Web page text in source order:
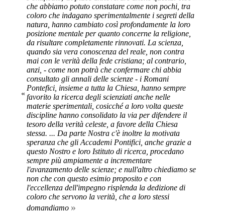
«
che abbiamo potuto constatare come non pochi, tra
coloro che indagano sperimentalmente i segreti della
natura, hanno cambiato così profondamente la loro
posizione mentale per quanto concerne la religione,
da risultare completamente rinnovati. La scienza,
quando sia vera conoscenza del reale, non contra
mai con le verità della fede cristiana; al contrario,
anzi, - come non potrà che confermare chi abbia
consultato gli annali delle scienze - i Romani
Pontefici, insieme a tutta la Chiesa, hanno sempre
favorito la ricerca degli scienziati anche nelle
materie sperimentali, cosicché a loro volta queste
discipline hanno consolidato la via per difendere il
tesoro della verità celeste, a favore della Chiesa
stessa. ... Da parte Nostra c'è inoltre la motivata
speranza che gli Accademi Pontifici, anche grazie a
questo Nostro e loro Istituto di ricerca, procedano
sempre più ampiamente a incrementare
l'avanzamento delle scienze; e null'altro chiediamo se
non che con questo esimio proposito e con
l'eccellenza dell'impegno risplenda la dedizione di
coloro che servono la verità, che a loro stessi
domandiamo »